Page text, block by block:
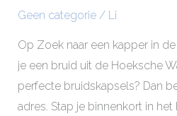
Geen categorie/ Li
Op Zoek naar een kapper in
je een bruid uit de Hoeksche
perfecte bruidskapsels? Dan
adres. Stap je binnenkort in